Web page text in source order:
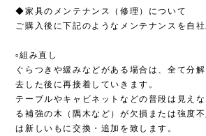
◆家具のメンテナンス（修理）について
ご購入後に下記のようなメンテナンスを自社
▫︎組み直し
ぐらつきや緩みなどがある場合は、全て分
去した後に再接着していきます。
テーブルやキャビネットなどの普段は見え
る補強の木（隅木など）が欠損または強度
は新しいもに交換・追加を致します。